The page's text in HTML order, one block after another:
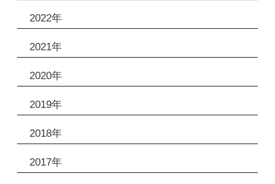
2022年
2021年
2020年
2019年
2018年
2017年